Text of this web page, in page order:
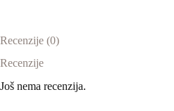
Recenzije (0)
Recenzije
Još nema recenzija.